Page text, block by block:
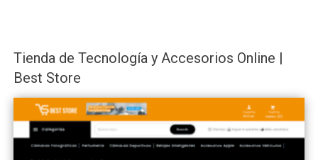
Tienda de Tecnología y Accesorios Online |
Best Store